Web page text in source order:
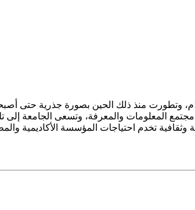
المعلومات والمعرفة، وتسعى الجامعة إلى
وثقافية تخدم احتياجات المؤسسة الأكاديمية